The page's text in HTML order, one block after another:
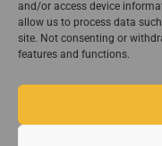
and/or access device
allow us to process data
site. Not consenting or
features and functions.
Join the exclusive list of
Stay close—receive